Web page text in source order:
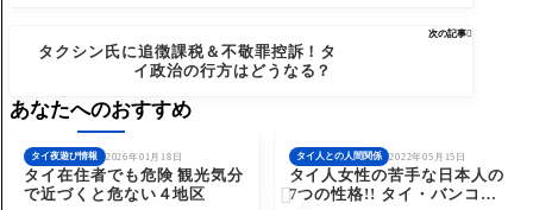
次の記事
タクシン氏に追徴課税＆不敬罪控訴！タ
イ政治の行方はどうなる？
あなたへのおすすめ
2026年01月18日
タイ夜遊び情報
タイ在住者でも危険 観光気分
で近づくと危ない４地区
2022年05月15日
タイ人との人間関係
タイ人女性の苦手な日本人の
7つの性格!! タイ・バンコク
